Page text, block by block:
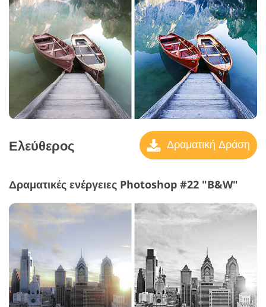
Ελεύθερος Δραματική Δράση
Δραματικές ενέργειες Photoshop #22 "B&W"